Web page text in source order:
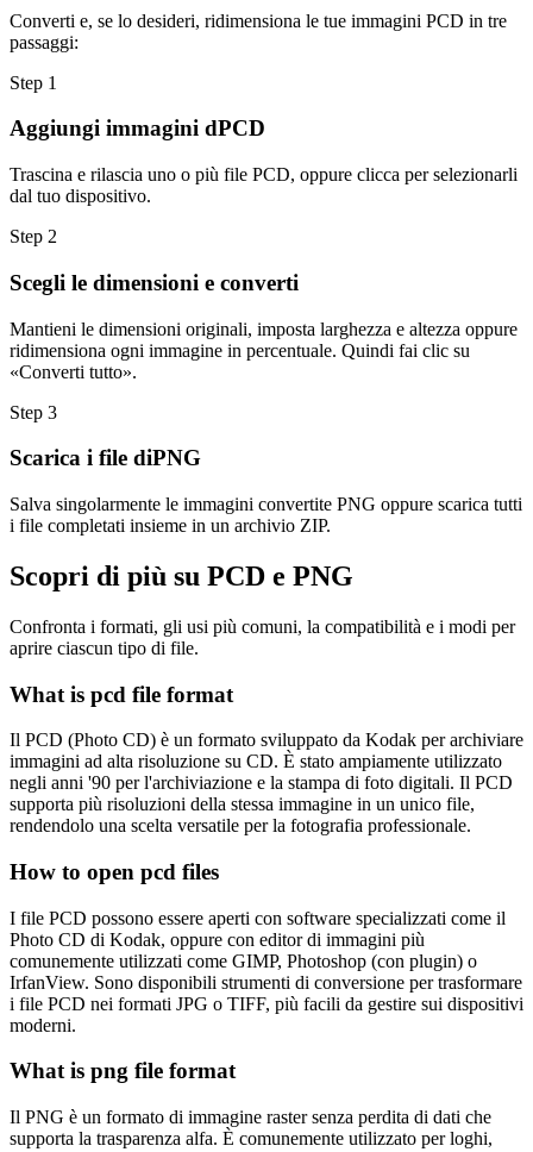
Converti e, se lo desideri, ridimensiona le tue immagini PCD in tre
passaggi:
Step 1
Aggiungi immagini dPCD
Trascina e rilascia uno o più file PCD, oppure clicca per selezionarli
dal tuo dispositivo.
Step 2
Scegli le dimensioni e converti
Mantieni le dimensioni originali, imposta larghezza e altezza oppure
ridimensiona ogni immagine in percentuale. Quindi fai clic su
«Converti tutto».
Step 3
Scarica i file diPNG
Salva singolarmente le immagini convertite PNG oppure scarica tutti
i file completati insieme in un archivio ZIP.
Scopri di più su PCD e PNG
Confronta i formati, gli usi più comuni, la compatibilità e i modi per
aprire ciascun tipo di file.
What is pcd file format
Il PCD (Photo CD) è un formato sviluppato da Kodak per archiviare
immagini ad alta risoluzione su CD. È stato ampiamente utilizzato
negli anni '90 per l'archiviazione e la stampa di foto digitali. Il PCD
supporta più risoluzioni della stessa immagine in un unico file,
rendendolo una scelta versatile per la fotografia professionale.
How to open pcd files
I file PCD possono essere aperti con software specializzati come il
Photo CD di Kodak, oppure con editor di immagini più
comunemente utilizzati come GIMP, Photoshop (con plugin) o
IrfanView. Sono disponibili strumenti di conversione per trasformare
i file PCD nei formati JPG o TIFF, più facili da gestire sui dispositivi
moderni.
What is png file format
Il PNG è un formato di immagine raster senza perdita di dati che
supporta la trasparenza alfa. È comunemente utilizzato per loghi,